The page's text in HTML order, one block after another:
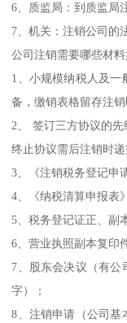
6、质监局：到质监局
7、机关：注销公司的
公司注销需要哪些材
1、小规模纳税人及一
备，缴销表格留存注
2、 签订三方协议的
终止协议需后注销时递
3、《注销税务登记申
4、《纳税清算申报表
5、税务登记证正、副
6、营业执照副本复印
7、股东会决议（有公
字）；
8、注销申请（公司基